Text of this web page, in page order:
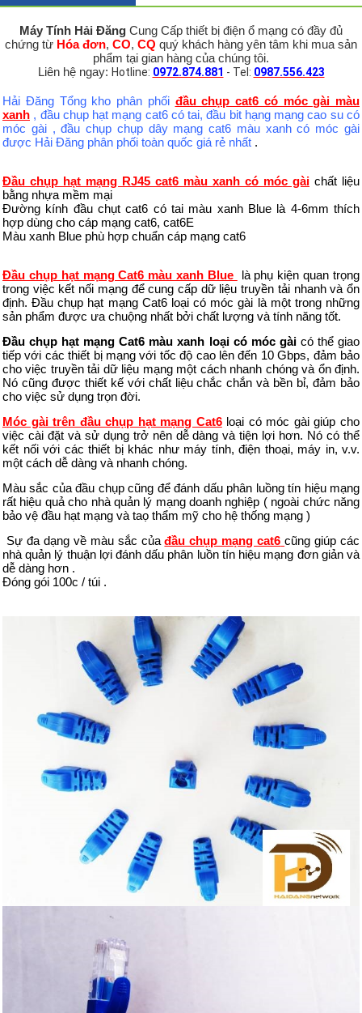
Máy Tính Hải Đăng Cung Cấp thiết bị điện ổ mạng có đầy đủ
chứng từ Hóa đơn, CO, CQ quý khách hàng yên tâm khi mua sản
phẩm tại gian hàng của chúng tôi.
Liên hệ ngay: Hotline: 0972.874.881 - Tel: 0987.556.423
Hải Đăng Tổng kho phân phối đầu chụp cat6 có móc gài màu
xanh , đầu chụp hạt mạng cat6 có tai, đầu bit hạng mạng cao su có
móc gài , đầu chụp chụp dây mạng cat6 màu xanh có móc gài
được Hải Đăng phân phối toàn quốc giá rẻ nhất .
Đầu chụp hạt mạng RJ45 cat6 màu xanh có móc gài chất liệu
bằng nhựa mềm mại
Đường kính đầu chụt cat6 có tai màu xanh Blue là 4-6mm thích
hợp dùng cho cáp mạng cat6, cat6E
Màu xanh Blue phù hợp chuẩn cáp mạng cat6
Đầu chụp hạt mạng Cat6 màu xanh Blue
là phụ kiện quan trọng
trong việc kết nối mạng để cung cấp dữ liệu truyền tải nhanh và ổn
định. Đầu chụp hạt mạng Cat6 loại có móc gài là một trong những
sản phẩm được ưa chuộng nhất bởi chất lượng và tính năng tốt.
Đầu chụp hạt mạng Cat6 màu xanh loại có móc gàicó thể giao
tiếp với các thiết bị mạng với tốc độ cao lên đến 10 Gbps, đảm bảo
cho việc truyền tải dữ liệu mạng một cách nhanh chóng và ổn định.
Nó cũng được thiết kế với chất liệu chắc chắn và bền bỉ, đảm bảo
cho việc sử dụng trọn đời.
Móc gài trên đầu chụp hạt mạng Cat6 loại có móc gài giúp cho
việc cài đặt và sử dụng trở nên dễ dàng và tiện lợi hơn. Nó có thể
kết nối với các thiết bị khác như máy tính, điện thoại, máy in, v.v.
một cách dễ dàng và nhanh chóng.
Màu sắc của đầu chụp cũng để đánh dấu phân luồng tín hiệu mạng
rất hiệu quả cho nhà quản lý mạng doanh nghiệp ( ngoài chức năng
bảo vệ đầu hạt mạng và taọ thẩm mỹ cho hệ thống mạng )
Sự đa dạng về màu sắc củađầu chụp mạng cat6 cũng giúp các
nhà quản lý thuận lợi đánh dấu phân luồn tín hiệu mạng đơn giản và
dễ dàng hơn .
Đóng gói 100c / túi .